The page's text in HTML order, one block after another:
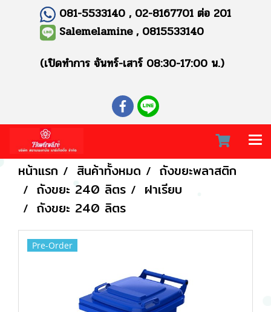
081-5533140 , 02-8167701 ต่อ 201
Salemelamine , 0815533140
(เปิดทำการ จันทร์-เสาร์ 08:30-17:00 น.)
หน้าแรก สินค้าทั้งหมด
ถังขยะพลาสติก
ถังขยะ 240 ลิตร
ฝาเรียบ
ถังขยะ 240 ลิตร
Pre-Order